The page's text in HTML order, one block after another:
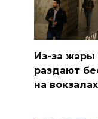
Из-за жары
раздают
на вокзалах